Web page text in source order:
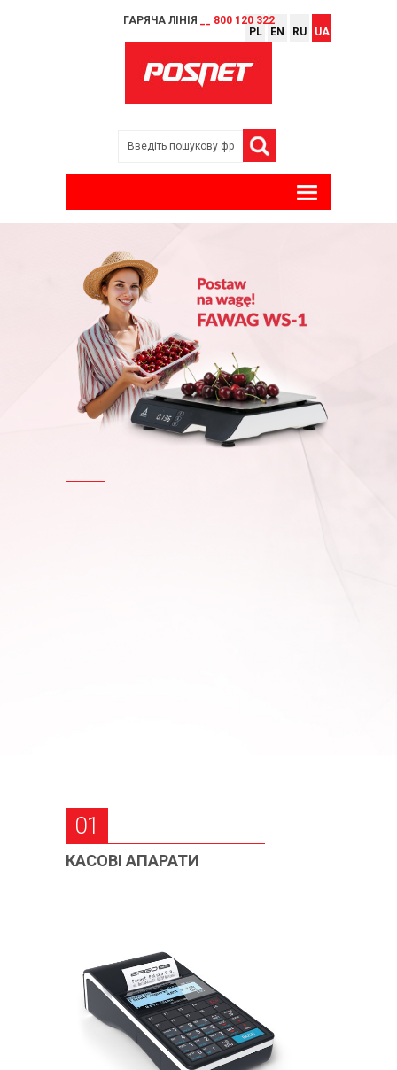
ГАРЯЧА ЛІНІЯ __ 800 120 322
PL
EN RU UA
01
КАСОВІ АПАРАТИ